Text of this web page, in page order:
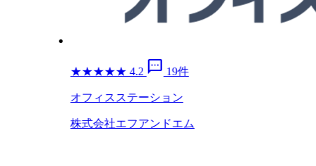
★★★★★ 4.2 sms 19件
オフィスステーション
株式会社エフアンドエム